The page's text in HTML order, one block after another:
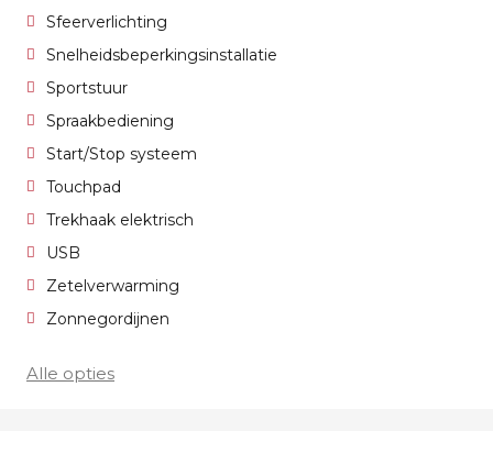
Sfeerverlichting
Snelheidsbeperkingsinstallatie
Sportstuur
Spraakbediening
Start/Stop systeem
Touchpad
Trekhaak elektrisch
USB
Zetelverwarming
Zonnegordijnen
Alle opties